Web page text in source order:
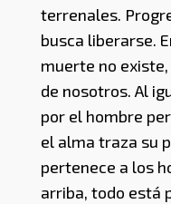
terrenales.
busca liberarse.
muerte no
de nosotros. Al
por el hombre
el alma traza su
pertenece a los
arriba, todo está